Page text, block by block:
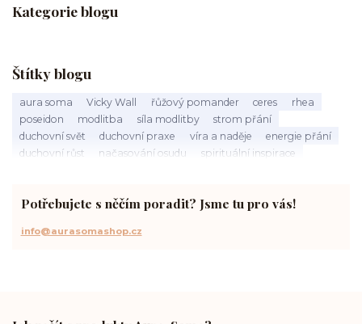
Kategorie blogu
Štítky blogu
aura soma Vicky Wall řůžový pomander ceres
rhea
poseidon
modlitba síla modlitby
strom přání
duchovní svět
duchovní praxe víra a naděje
energie přání
duchovní růst
načasování osudu
spirituální inspirace
Potřebujete s něčím poradit? Jsme tu pro vás!
info@aurasomashop.cz